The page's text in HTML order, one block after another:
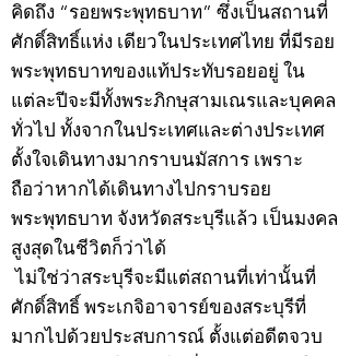
คิดถึง “รอยพระพุทธบาท” ซึ่งเป็นสถานที่
ศักดิ์สิทธิ์แห่ง เดียวในประเทศไทย ที่มีรอย
พระพุทธบาทของแท้ประทับรอยอยู่ ใน
แต่ละปีจะมีทั้งพระภิกษุสามเณรและบุคคล
ทั่วไป ทั้งจากในประเทศและต่างประเทศ
ตั้งใจเดินทางมากราบนมัสการ เพราะ
ถือว่าหากได้เดินทางไปกราบรอย
พระพุทธบาท จังหวัดสระบุรีแล้ว เป็นมงคล
สูงสุดในชีวิตก็ว่าได้
ไม่ใช่ว่าสระบุรีจะมีแต่สถานที่เท่านั้นที่
ศักดิ์สิทธิ์ พระเกจิอาจารย์ของสระบุรีที่
มากไปด้วยประสบการณ์ ตั้งแต่อดีตจวบ